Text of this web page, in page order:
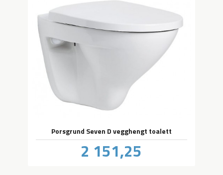
Porsgrund Seven D vegghengt toalett
Pris
2 151,25